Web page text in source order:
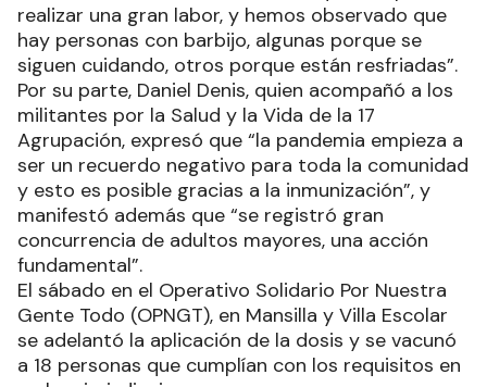
realizar una gran labor, y hemos observado que
hay personas con barbijo, algunas porque se
siguen cuidando, otros porque están resfriadas”.
Por su parte, Daniel Denis, quien acompañó a los
militantes por la Salud y la Vida de la 17
Agrupación, expresó que “la pandemia empieza a
ser un recuerdo negativo para toda la comunidad
y esto es posible gracias a la inmunización”, y
manifestó además que “se registró gran
concurrencia de adultos mayores, una acción
fundamental”.
El sábado en el Operativo Solidario Por Nuestra
Gente Todo (OPNGT), en Mansilla y Villa Escolar
se adelantó la aplicación de la dosis y se vacunó
a 18 personas que cumplían con los requisitos en